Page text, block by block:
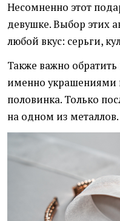
Несомненно этот
девушке. Выбор этих
любой вкус: серьги,
Также важно
именно украшениями
половинка. Только
на одном из металлов.